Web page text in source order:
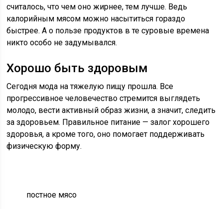
считалось, что чем оно жирнее, тем лучше. Ведь
калорийным мясом можно насытиться гораздо
быстрее. А о пользе продуктов в те суровые времена
никто особо не задумывался.
Хорошо быть здоровым
Сегодня мода на тяжелую пищу прошла. Все
прогрессивное человечество стремится выглядеть
молодо, вести активный образ жизни, а значит, следить
за здоровьем. Правильное питание — залог хорошего
здоровья, а кроме того, оно помогает поддерживать
физическую форму.
постное мясо